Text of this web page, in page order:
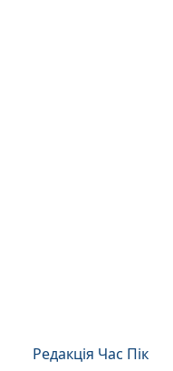
Редакція Час Пік